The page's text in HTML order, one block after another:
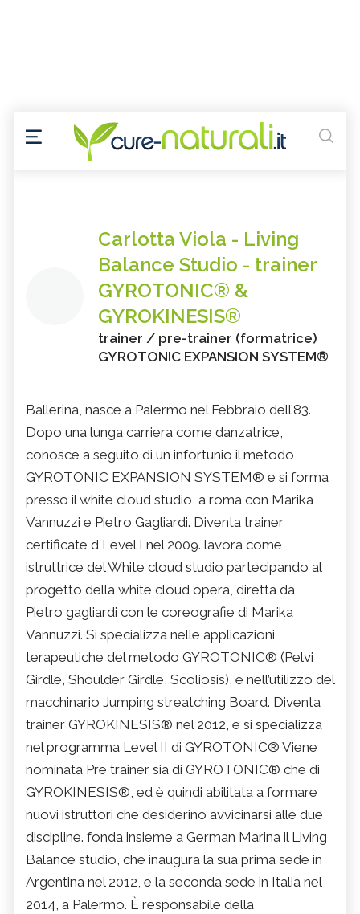
Carlotta Viola - Living
Balance Studio - trainer
GYROTONIC® &
GYROKINESIS®
trainer / pre-trainer (formatrice)
GYROTONIC EXPANSION SYSTEM®
Ballerina, nasce a Palermo nel Febbraio dell’83.
Dopo una lunga carriera come danzatrice,
conosce a seguito di un infortunio il metodo
GYROTONIC EXPANSION SYSTEM® e si forma
presso il white cloud studio, a roma con Marika
Vannuzzi e Pietro Gagliardi. Diventa trainer
certificate d Level I nel 2009. lavora come
istruttrice del White cloud studio partecipando al
progetto della white cloud opera, diretta da
Pietro gagliardi con le coreografie di Marika
Vannuzzi. Si specializza nelle applicazioni
terapeutiche del metodo GYROTONIC® (Pelvi
Girdle, Shoulder Girdle, Scoliosis), e nell’utilizzo del
macchinario Jumping streatching Board. Diventa
trainer GYROKINESIS® nel 2012, e si specializza
nel programma Level II di GYROTONIC® Viene
nominata Pre trainer sia di GYROTONIC® che di
GYROKINESIS®, ed è quindi abilitata a formare
nuovi istruttori che desiderino avvicinarsi alle due
discipline. fonda insieme a German Marina il Living
Balance studio, che inaugura la sua prima sede in
Argentina nel 2012, e la seconda sede in Italia nel
2014, a Palermo. È responsabile della